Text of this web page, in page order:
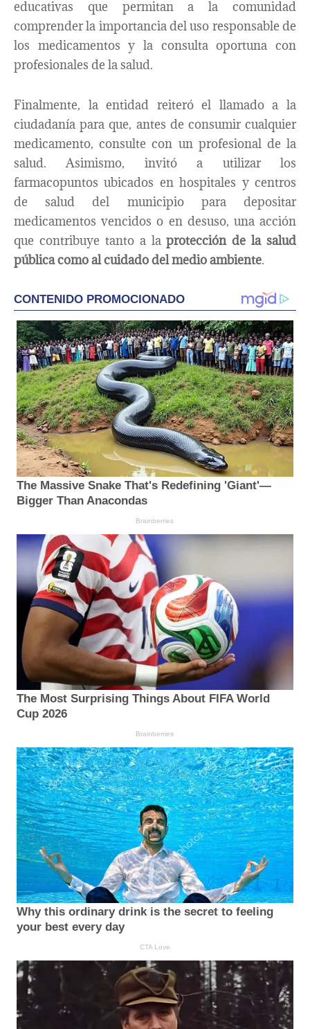
educativas que permitan a la comunidad
comprender la importancia del uso responsable de
los medicamentos y la consulta oportuna con
profesionales de la salud.
Finalmente, la entidad reiteró el llamado a la
ciudadanía para que, antes de consumir cualquier
medicamento, consulte con un profesional de la
salud. Asimismo, invitó a utilizar los
farmacopuntos ubicados en hospitales y centros
de salud del municipio para depositar
medicamentos vencidos o en desuso, una acción
que contribuye tanto a laprotección de la salud
pública como al cuidado del medio ambiente.